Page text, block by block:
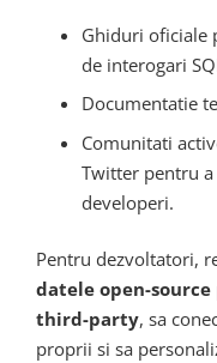
Ghiduri oficiale
de interogari
Documentatie
Comunitati
Twitter pentru
developeri.
Pentru dezvoltatori,
datele open-
third-party, sa
proprii si sa